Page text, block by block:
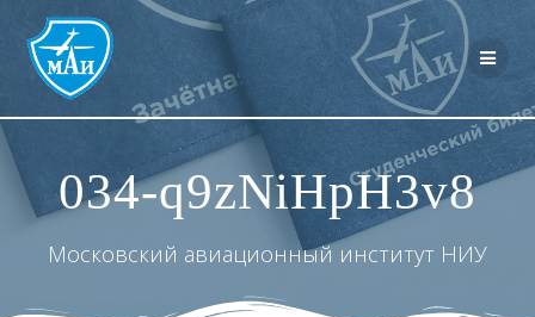
Перейти
контенту
034-q9zNiHpH3v8
Московский авиационный институт НИУ